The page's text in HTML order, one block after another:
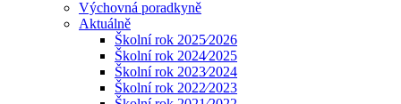
Výchovná poradkyně
Aktuálně
Školní rok 2025⁄2026
Školní rok 2024⁄2025
Školní rok 2023⁄2024
Školní rok 2022⁄2023